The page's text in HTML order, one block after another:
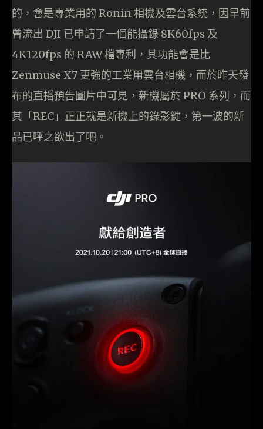
的，會是專業用的 Ronin 相機及雲台系統，因早前
曾流出 DJI 已申請了一個能攝錄 8K60fps 及
4K120fps 的 RAW 檔專利，其功能會是比
Zenmuse X7 更強的工業用雲台相機，而於昨天發
布的直播預告圖片中可見，新機屬於 PRO 系列，而
其「REC」正正就是新機上的錄影鍵，第一波的新
品已呼之欲出了吧。